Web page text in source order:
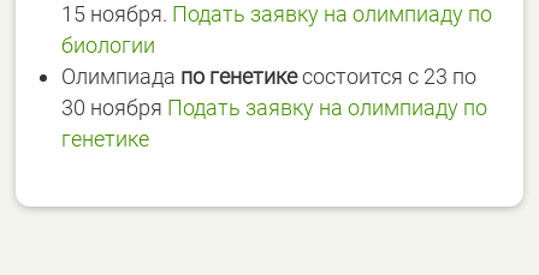
15 ноября. Подать заявку на олимпиаду по
биологии
Олимпиада по генетикесостоится с 23 по
30 ноября Подать заявку на олимпиаду по
генетике